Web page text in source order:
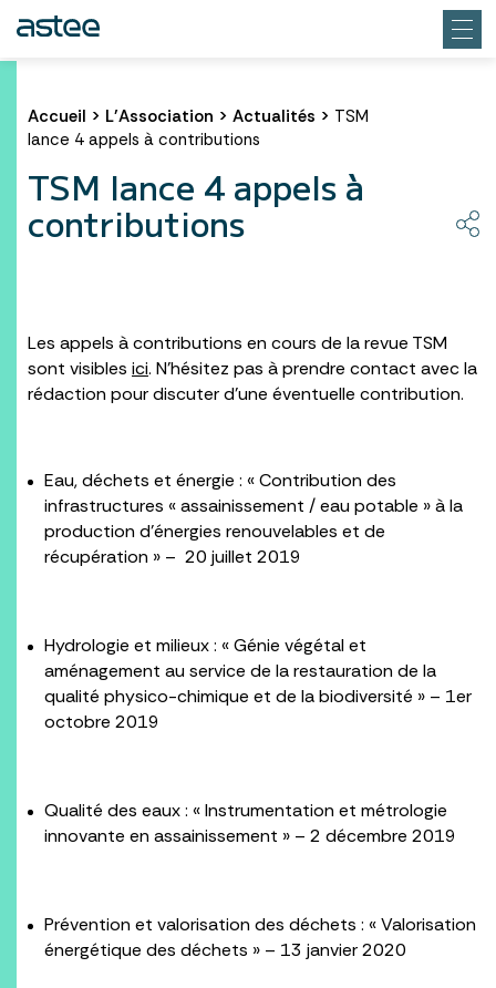
Accueil > L’Association > Actualités > TSM
lance 4 appels à contributions
TSM lance 4 appels à
contributions
Les appels à contributions en cours de la revue TSM
sont visibles ici. N’hésitez pas à prendre contact avec la
rédaction pour discuter d’une éventuelle contribution.
Eau, déchets et énergie : « Contribution des
infrastructures « assainissement / eau potable » à la
production d’énergies renouvelables et de
récupération » – 20 juillet 2019
Hydrologie et milieux : « Génie végétal et
aménagement au service de la restauration de la
qualité physico-chimique et de la biodiversité » – 1er
octobre 2019
Qualité des eaux : « Instrumentation et métrologie
innovante en assainissement » – 2 décembre 2019
Prévention et valorisation des déchets : « Valorisation
énergétique des déchets » – 13 janvier 2020